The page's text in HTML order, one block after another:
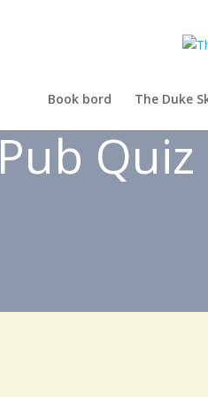
Book bord The Duke
Pub